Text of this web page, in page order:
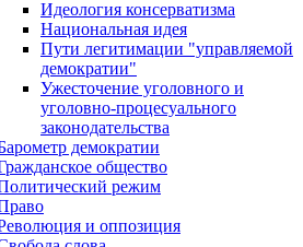
Идеология консерватизма
Национальная идея
Пути легитимации "управляемой
демократии"
Ужесточение уголовного и
уголовно-процесуального
законодательства
демократии
общество
режим
и оппозиция